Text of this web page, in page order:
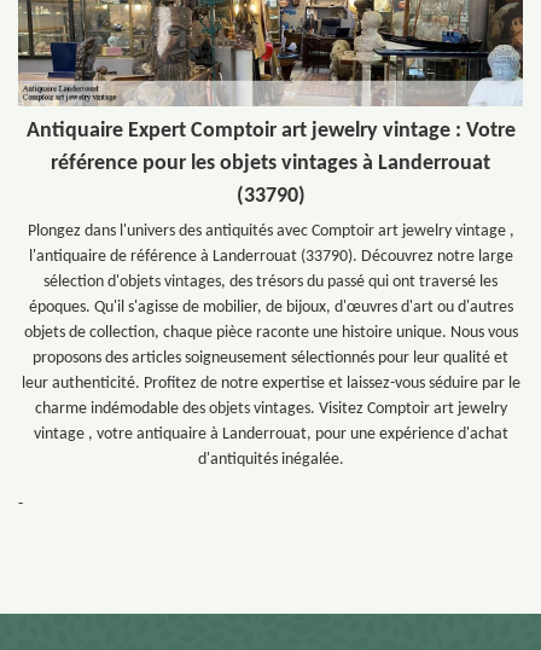
Antiquaire Expert Comptoir art jewelry vintage : Votre
référence pour les objets vintages à Landerrouat
(33790)
Plongez dans l'univers des antiquités avec Comptoir art jewelry vintage ,
l'antiquaire de référence à Landerrouat (33790). Découvrez notre large
sélection d'objets vintages, des trésors du passé qui ont traversé les
époques. Qu'il s'agisse de mobilier, de bijoux, d'œuvres d'art ou d'autres
objets de collection, chaque pièce raconte une histoire unique. Nous vous
proposons des articles soigneusement sélectionnés pour leur qualité et
leur authenticité. Profitez de notre expertise et laissez-vous séduire par le
charme indémodable des objets vintages. Visitez Comptoir art jewelry
vintage , votre antiquaire à Landerrouat, pour une expérience d'achat
d'antiquités inégalée.
-